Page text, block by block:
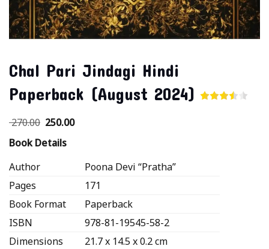
Chal Pari Jindagi Hindi
Paperback (August 2024)
270.00 250.00
Book Details
Author
Poona Devi “Pratha”
Pages
171
Book Format
Paperback
ISBN
978-81-19545-58-2
Dimensions
21.7 x 14.5 x 0.2 cm